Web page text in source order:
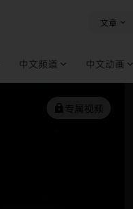
文章
中文频道 中文动画
专属视频